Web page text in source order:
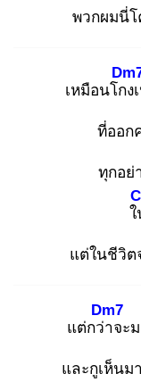
พวกผมนี่โ
เหมือนโกง
ที่ออก
ทุกอย่
ใ
แต่ในชีวิต
แต่กว่า
Dm7
จะ
และกูเห็นม